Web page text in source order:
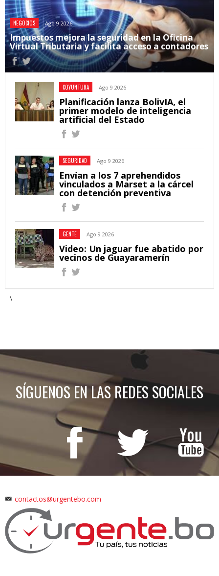
NEGOCIOS Ago 9 2026
Impuestos mejora la seguridad en la Oficina
Virtual Tributaria y facilita acceso a contadores
COYUNTURA Ago 9 2026
Planificación lanza BolivIA, el
primer modelo de inteligencia
artificial del Estado
SEGURIDAD Ago 9 2026
Envían a los 7 aprehendidos
vinculados a Marset a la cárcel
con detención preventiva
GENTE Ago 9 2026
Video: Un jaguar fue abatido por
vecinos de Guayaramerín
\
SÍGUENOS EN LAS REDES SOCIALES
contactos@urgentebo.com